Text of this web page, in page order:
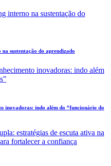
sustentação do aprendizado
inovadoras: indo além do “funcionário do